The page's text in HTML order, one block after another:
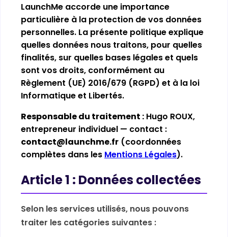
LaunchMe accorde une importance
particulière à la protection de vos données
personnelles. La présente politique explique
quelles données nous traitons, pour quelles
finalités, sur quelles bases légales et quels
sont vos droits, conformément au
Règlement (UE) 2016/679 (RGPD) et à la loi
Informatique et Libertés.
Responsable du traitement : Hugo ROUX,
entrepreneur individuel — contact :
contact@launchme.fr (coordonnées
complètes dans les Mentions Légales).
Article 1 : Données collectées
Selon les services utilisés, nous pouvons
traiter les catégories suivantes :